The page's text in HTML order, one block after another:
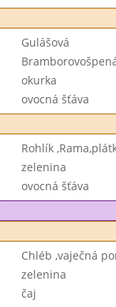
Gulášová
okurka
ovocná šťáva
Rohlík
zelenina
ovocná šťáva
Chléb ,vaječná
zelenina
čaj